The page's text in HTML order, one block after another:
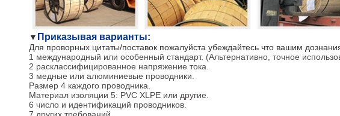
▼ Приказывая варианты:
Для проворных цитаты/поставок пожалуйста убеждайтесь что вашим
1 международный или особенный стандарт. (Альтернативно, точное
2 расклассифицированное напряжение тока.
3 медные или алюминиевые проводники.
Размер 4 каждого проводника.
Материал изоляции 5: PVC XLPE или другие.
6 число и идентификаций проводников.